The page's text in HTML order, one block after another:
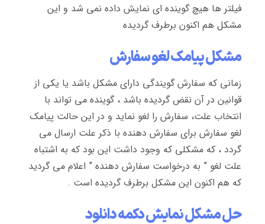
فیلتر ها هیچ گوینده ای نمایش داده نمی شد و این
مشکل هم اکنون برطرف گردیده
مشکل پیامک لغو سفارش
زمانی که سفارش گویندگی دارای مشکل باشد یا یکی از
قوانین در آن نقض گردیده باشد ، گوینده می تواند با
انتخاب علت، سفارش را لغو نماید و در این حالت پیامک
لغو سفارش برای سفارش دهنده با ذکر علت ارسال می
گردد ، که مشکلی که وجود داشت این بود که به اشتباه
علت لغو ” به درخواست سفارش دهنده ” اعلام می گردید
که هم اکنون این مشکل برطرف گردیده است .
حل مشکل نمایش دکمه دانلود